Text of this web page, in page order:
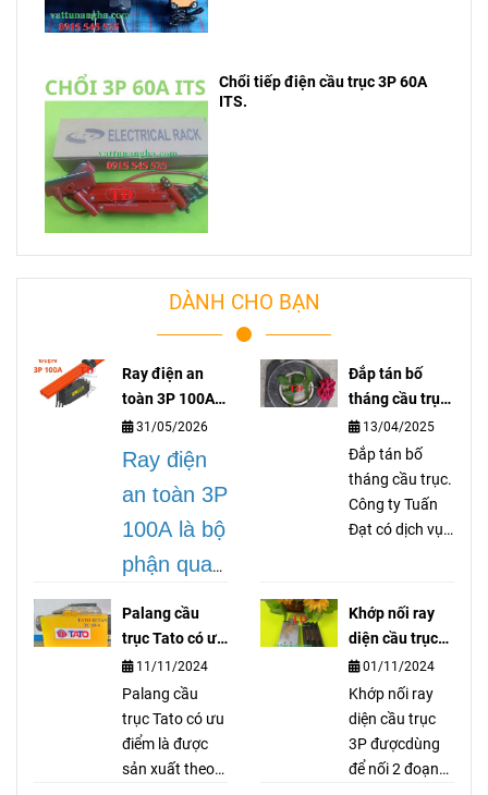
Chổi tiếp điện cầu trục 3P 60A
ITS.
DÀNH CHO BẠN
Ray điện an
toàn 3P 100A
lá gì?
31/05/2026
Ray điện
an toàn 3P
100A là bộ
phận quan
trong hệ
thống cầu
trục, dùng
để truyền
dẫn cũng
Đắp tán bố
tháng cầu trục
là gì?
13/04/2025
Đắp tán bố
tháng cầu trục.
Công ty Tuấn
Đạt có dịch vụ
cầu trục cổng
trục palang
thiết bị nâng hạ
nặng, ép đắp
tán dán các
loại bố.
Palang cầu
trục Tato có ưu
điểm gì ?
11/11/2024
Palang cầu
trục Tato có ưu
điểm là được
sản xuất theo
Khớp nối ray
diện cầu trục
3P là gì?
01/11/2024
Khớp nối ray
diện cầu trục
3P đượcdùng
để nối 2 đoạn